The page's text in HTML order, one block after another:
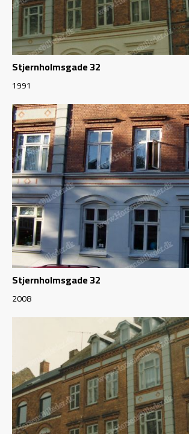
Stjernholmsgade 32
1991
Stjernholmsgade 32
2008